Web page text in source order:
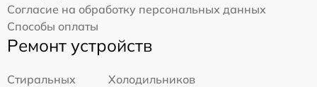
Согласие на обработку персональных данных
Способы оплаты
Ремонт устройств
Стиральных
Холодильников